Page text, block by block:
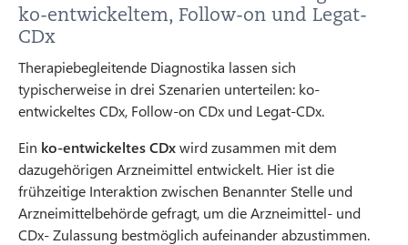
ko-entwickeltem, Follow-on und Legat-
CDx
Therapiebegleitende Diagnostika lassen sich
typischerweise in drei Szenarien unterteilen: ko-
entwickeltes CDx, Follow-on CDx und Legat-CDx.
Ein ko-entwickeltes CDxwird zusammen mit dem
dazugehörigen Arzneimittel entwickelt. Hier ist die
frühzeitige Interaktion zwischen Benannter Stelle und
Arzneimittelbehörde gefragt, um die Arzneimittel- und
CDx- Zulassung bestmöglich aufeinander abzustimmen.